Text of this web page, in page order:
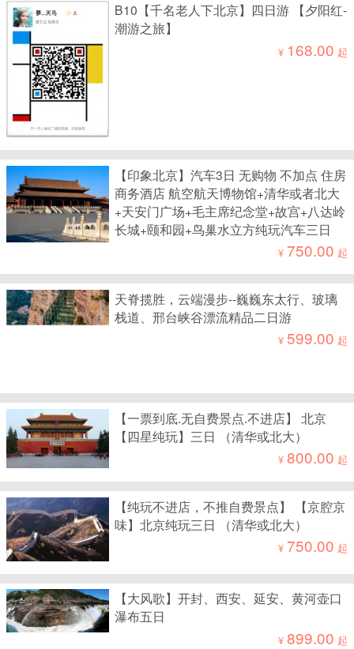
B10【千名老人下北京】四日游 【夕阳红-
潮游之旅】
¥ 168.00 起
【印象北京】汽车3日 无购物 不加点 住房
商务酒店 航空航天博物馆+清华或者北大
+天安门广场+毛主席纪念堂+故宫+八达岭
长城+颐和园+鸟巢水立方纯玩汽车三日
¥ 750.00 起
天脊揽胜，云端漫步--巍巍东太行、玻璃
栈道、邢台峡谷漂流精品二日游
¥599.00 起
【一票到底.无自费景点.不进店】 北京
【四星纯玩】三日 （清华或北大）
¥800.00 起
【纯玩不进店，不推自费景点】 【京腔京
味】北京纯玩三日 （清华或北大）
¥ 750.00 起
【大风歌】开封、西安、延安、黄河壶口
瀑布五日
¥899.00 起